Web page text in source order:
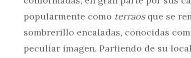
popularmente como terraosque se
sombrerillo encaladas, conocidas
peculiar imagen. Partiendo de su